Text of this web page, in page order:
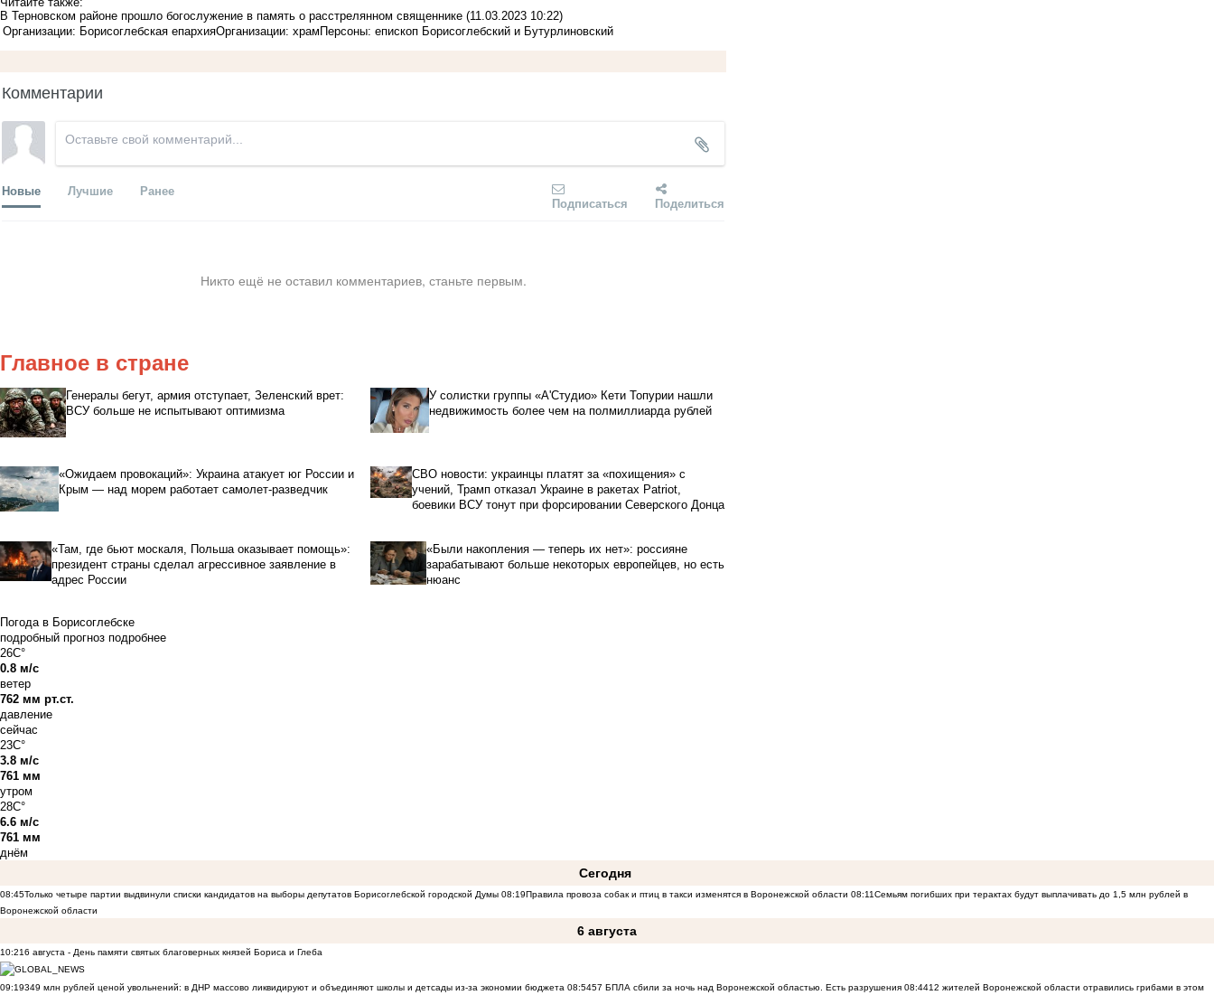
В Терновском районе прошло богослужение в память о расстрелянном священнике (11.03.2023 10:22)
Организации: Борисоглебская епархияОрганизации: храм Персоны: епископ Борисоглебский и Бутурлиновский
Комментарии
Новые Лучшие Ранее
Подписаться Поделиться
Никто ещё не оставил комментариев, станьте первым.
Главное в стране
Генералы бегут, армия отступает, Зеленский врет:
ВСУ больше не испытывают оптимизма
У солистки группы «А'Студио» Кети Топурии нашли
недвижимость более чем на полмиллиарда рублей
«Ожидаем провокаций»: Украина атакует юг России и
Крым — над морем работает самолет-разведчик
СВО новости: украинцы платят за «похищения» с
учений, Трамп отказал Украине в ракетах Patriot,
боевики ВСУ тонут при форсировании Северского Донца
«Там, где бьют москаля, Польша оказывает помощь»:
президент страны сделал агрессивное заявление в
адрес России
«Были накопления — теперь их нет»: россияне
зарабатывают больше некоторых европейцев, но есть
нюанс
Погода в Борисоглебске
подробный прогноз подробнее
26C°
0.8 м/с
ветер
762 мм рт.ст.
давление
сейчас
23C°
3.8 м/с
761 мм
утром
28C°
6.6 м/с
761 мм
днём
Сегодня
08:45Только четыре партии выдвинули списки кандидатов на выборы депутатов Борисоглебской городской Думы 08:19Правила провоза собак и птиц в такси изменятся в Воронежской области 08:11Семьям погибших при терактах будут выплачивать до 1,5 млн рублей в
Воронежской области
6 августа
10:216 августа - День памяти святых благоверных князей Бориса и Глеба
09:19349 млн рублей ценой увольнений: в ДНР массово ликвидируют и объединяют школы и детсады из-за экономии бюджета 08:5457 БПЛА сбили за ночь над Воронежской областью. Есть разрушения 08:4412 жителей Воронежской области отравились грибами в этом